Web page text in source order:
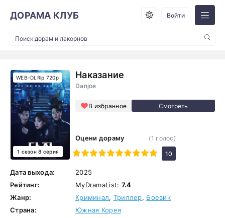
ДОРАМА КЛУБ Войти
Наказание
Danjoe
В избранное
WEB-DLRip 720p
1 сезон 8 серия
Оцени дораму
1
2 3 4 5 7 8 9 10
(1 голос)
10
Дата выхода:
2025
Рейтинг:
MyDramaList: 7.4
Жанр:
Криминал, Триллер, Боевик
Страна:
Южная Корея